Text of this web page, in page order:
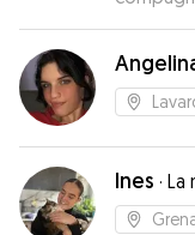
Ines · La